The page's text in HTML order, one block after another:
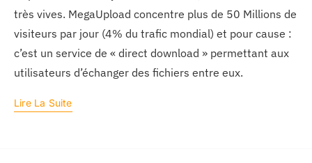
très vives. MegaUpload concentre plus de 50 Millions de
visiteurs par jour (4% du trafic mondial) et pour cause :
c’est un service de « direct download » permettant aux
utilisateurs d’échanger des fichiers entre eux.
Lire La Suite